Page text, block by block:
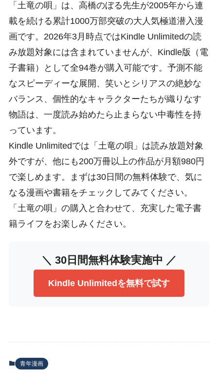
「土竜の唄」は、高橋のぼる先生が2005年から連
載を続ける累計1000万部突破の大人気極道潜入漫
画です。2026年3月時点ではKindle Unlimitedの読
み放題対象には含まれていませんが、Kindle版（電
子書籍）として全94巻が購入可能です。予測不能
なスピーディーな展開、笑いとシリアスの絶妙な
バランス、個性的なキャラクターたちが織りなす
物語は、一度読み始めたら止まらない中毒性を持
っています。
Kindle Unlimitedでは「土竜の唄」は読み放題対象
外ですが、他にも200万冊以上の作品が月額980円
で楽しめます。まずは30日間の無料体験で、気に
なる漫画や書籍をチェックしてみてください。
「土竜の唄」の購入と合わせて、充実した電子書
籍ライフをお楽しみください。
＼ 30日間無料体験実施中 ／
Kindle Unlimitedを無料で試す
青年漫画